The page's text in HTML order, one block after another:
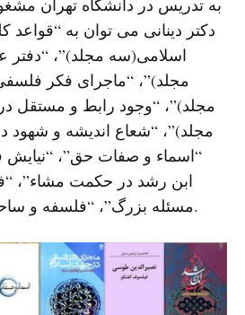
به تدریس در دانشگاه تهران‏
دکتر دینانی می توان به
اسلامی(سه مجلد)”،
مجلد)”، “ماجرای فکر
مجلد)”، “وجود رابط و مستقل
مجلد)”، “شعاع اندیشه و شهود
“اسماء و صفات حق”،
ابن رشد در حکمت مشاء”،
مسئله بزرگ”، “فلسفه و ساحت سخن” اشاره کرد.